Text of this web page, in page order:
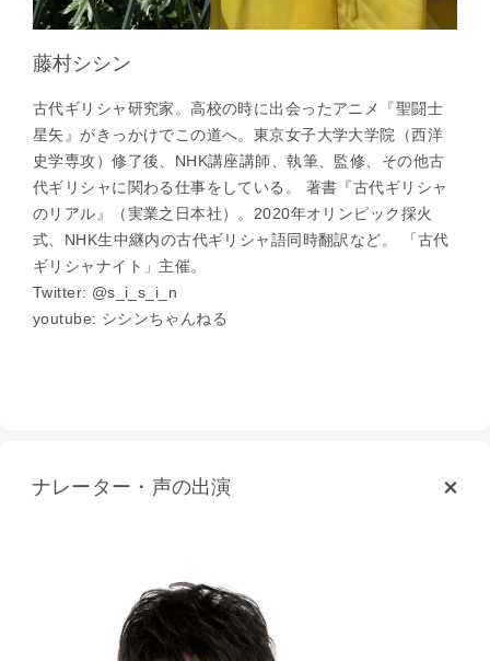
藤村シシン
古代ギリシャ研究家。高校の時に出会ったアニメ『聖闘士
星矢』がきっかけでこの道へ。東京女子大学大学院（西洋
史学専攻）修了後、NHK講座講師、執筆、監修、その他古
代ギリシャに関わる仕事をしている。 著書『古代ギリシャ
のリアル』（実業之日本社）。2020年オリンピック採火
式、NHK生中継内の古代ギリシャ語同時翻訳など。 「古代
ギリシャナイト」主催。
Twitter: @s_i_s_i_n
youtube: シシンちゃんねる
ナレーター・声の出演